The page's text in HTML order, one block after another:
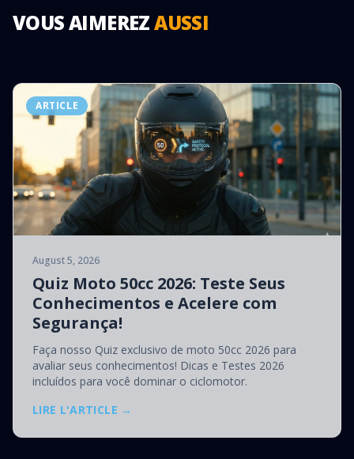
VOUS AIMEREZAUSSI
ARTICLE
August 5, 2026
Quiz Moto 50cc 2026: Teste Seus
Conhecimentos e Acelere com
Segurança!
Faça nosso Quiz exclusivo de moto 50cc 2026 para
avaliar seus conhecimentos! Dicas e Testes 2026
incluídos para você dominar o ciclomotor.
LIRE L'ARTICLE →